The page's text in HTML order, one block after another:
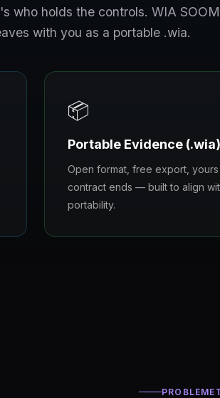
who holds the controls. WIA
with you as a portable .wia.
📦
Portable Evidence (.wia)
Open format, free export,
contract ends — built to align
portability.